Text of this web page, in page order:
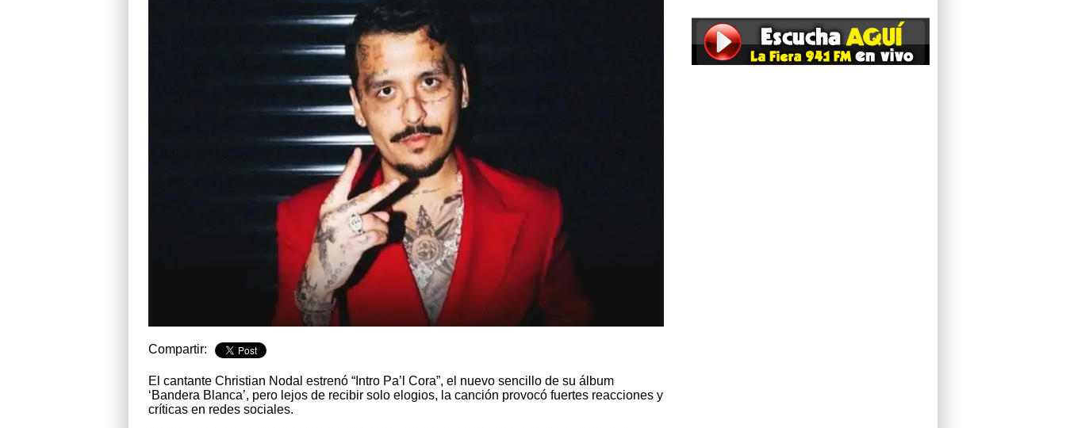
Compartir:
El cantante Christian Nodal estrenó “Intro Pa’l Cora”, el nuevo sencillo de su álbum
‘Bandera Blanca’, pero lejos de recibir solo elogios, la canción provocó fuertes reacciones y
críticas en redes sociales.